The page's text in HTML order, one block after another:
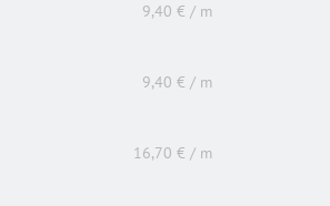
9,40 € / m
9,40 € / m
16,70 € / m